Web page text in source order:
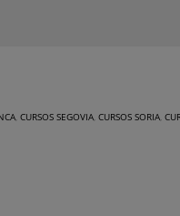
, CURSOS SEGOVIA, CURSOS SORIA,